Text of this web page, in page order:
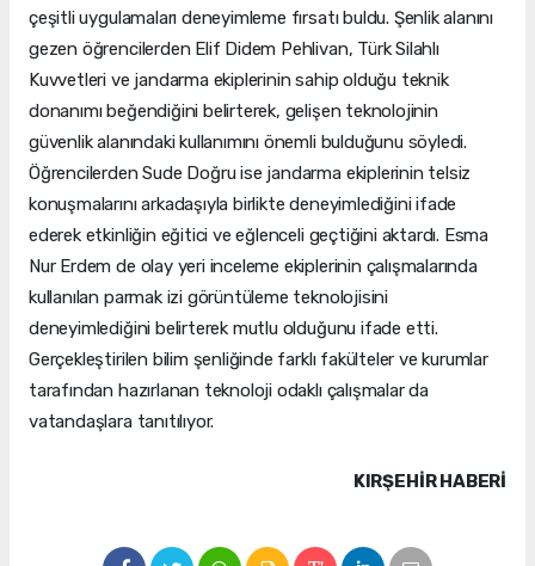
çeşitli uygulamaları deneyimleme fırsatı buldu. Şenlik alanını
gezen öğrencilerden Elif Didem Pehlivan, Türk Silahlı
Kuvvetleri ve jandarma ekiplerinin sahip olduğu teknik
donanımı beğendiğini belirterek, gelişen teknolojinin
güvenlik alanındaki kullanımını önemli bulduğunu söyledi.
Öğrencilerden Sude Doğru ise jandarma ekiplerinin telsiz
konuşmalarını arkadaşıyla birlikte deneyimlediğini ifade
ederek etkinliğin eğitici ve eğlenceli geçtiğini aktardı. Esma
Nur Erdem de olay yeri inceleme ekiplerinin çalışmalarında
kullanılan parmak izi görüntüleme teknolojisini
deneyimlediğini belirterek mutlu olduğunu ifade etti.
Gerçekleştirilen bilim şenliğinde farklı fakülteler ve kurumlar
tarafından hazırlanan teknoloji odaklı çalışmalar da
vatandaşlara tanıtılıyor.
KIRŞEHIR HABERİ